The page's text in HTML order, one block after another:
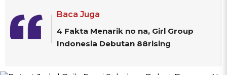
Baca Juga
4 Fakta Menarik no na, Girl Group
Indonesia Debutan 88rising